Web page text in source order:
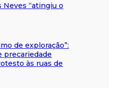
Neves “atingiu o
de exploração”:
precariedade
às ruas de